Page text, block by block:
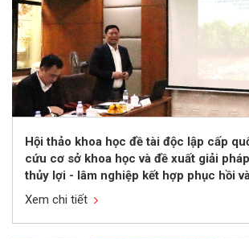
Hội thảo khoa học đề tài độc lập cấp
cứu cơ sở khoa học và đề xuất giải
thủy lợi - lâm nghiệp kết hợp phục hồi
rừng ngập mặn tại Khu dự trữ sinh
Xem chi tiết